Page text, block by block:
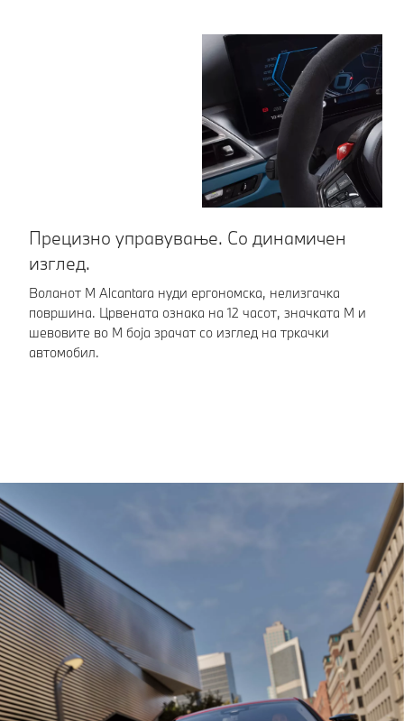
Прецизно управување. Со динамичен
изглед.
Воланот M Alcantara нуди ергономска, нелизгачка
површина. Црвената ознака на 12 часот, значката М и
шевовите во М боја зрачат со изглед на тркачки
автомобил.